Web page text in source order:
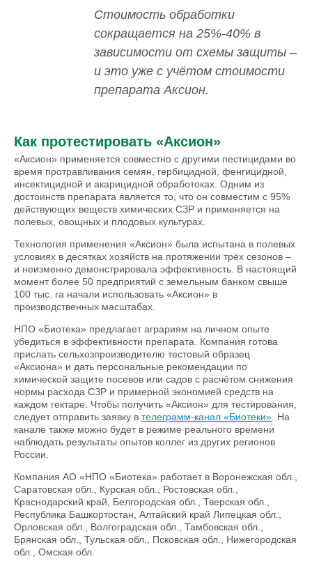
Стоимость обработки
сокращается на 25%-40% в
зависимости от схемы защиты –
и это уже с учётом стоимости
препарата Аксион.
Как протестировать «Аксион»
«Аксион» применяется совместно с другими пестицидами во
время протравливания семян, гербицидной, фенгицидной,
инсектицидной и акарицидной обработоках. Одним из
достоинств препарата является то, что он совместим с 95%
действующих веществ химических СЗР и применяется на
полевых, овощных и плодовых культурах.
Технология применения «Аксион» была испытана в полевых
условиях в десятках хозяйств на протяжении трёх сезонов –
и неизменно демонстрировала эффективность. В настоящий
момент более 50 предприятий с земельным банком свыше
100 тыс. га начали использовать «Аксион» в
производственных масштабах.
НПО «Биотека» предлагает аграриям на личном опыте
убедиться в эффективности препарата. Компания готова
прислать сельхозпроизводителю тестовый образец
«Аксиона» и дать персональные рекомендации по
химической защите посевов или садов с расчётом снижения
нормы расхода СЗР и примерной экономией средств на
каждом гектаре. Чтобы получить «Аксион» для тестирования,
следует отправить заявку в телеграмм-канал «Биотеки». На
канале также можно будет в режиме реального времени
наблюдать результаты опытов коллег из других регионов
России.
Компания АО «НПО «Биотека» работает в Воронежская обл.,
Саратовская обл., Курская обл., Ростовская обл.,
Краснодарский край, Белгородская обл., Тверская обл.,
Республика Башкортостан, Алтайский край Липецкая обл.,
Орловская обл., Волгоградская обл., Тамбовская обл.,
Брянская обл., Тульская обл., Псковская обл., Нижегородская
обл., Омская обл.